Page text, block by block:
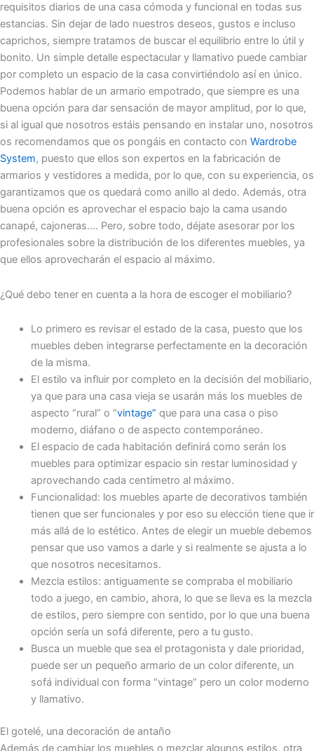
requisitos diarios de una casa cómoda y funcional en todas sus
estancias. Sin dejar de lado nuestros deseos, gustos e incluso
caprichos, siempre tratamos de buscar el equilibrio entre lo útil y
bonito. Un simple detalle espectacular y llamativo puede cambiar
por completo un espacio de la casa convirtiéndolo así en único.
Podemos hablar de un armario empotrado, que siempre es una
buena opción para dar sensación de mayor amplitud, por lo que,
si al igual que nosotros estáis pensando en instalar uno, nosotros
os recomendamos que os pongáis en contacto con Wardrobe
System, puesto que ellos son expertos en la fabricación de
armarios y vestidores a medida, por lo que, con su experiencia, os
garantizamos que os quedará como anillo al dedo. Además, otra
buena opción es aprovechar el espacio bajo la cama usando
canapé, cajoneras…. Pero, sobre todo, déjate asesorar por los
profesionales sobre la distribución de los diferentes muebles, ya
que ellos aprovecharán el espacio al máximo.
¿Qué debo tener en cuenta a la hora de escoger el mobiliario?
Lo primero es revisar el estado de la casa, puesto que los
muebles deben integrarse perfectamente en la decoración
de la misma.
El estilo va influir por completo en la decisión del mobiliario,
ya que para una casa vieja se usarán más los muebles de
aspecto “rural” o “vintage” que para una casa o piso
moderno, diáfano o de aspecto contemporáneo.
El espacio de cada habitación definirá como serán los
muebles para optimizar espacio sin restar luminosidad y
aprovechando cada centímetro al máximo.
Funcionalidad: los muebles aparte de decorativos también
tienen que ser funcionales y por eso su elección tiene que ir
más allá de lo estético. Antes de elegir un mueble debemos
pensar que uso vamos a darle y si realmente se ajusta a lo
que nosotros necesitamos.
Mezcla estilos: antiguamente se compraba el mobiliario
todo a juego, en cambio, ahora, lo que se lleva es la mezcla
de estilos, pero siempre con sentido, por lo que una buena
opción sería un sofá diferente, pero a tu gusto.
Busca un mueble que sea el protagonista y dale prioridad,
puede ser un pequeño armario de un color diferente, un
sofá individual con forma “vintage” pero un color moderno
y llamativo.
El gotelé, una decoración de antaño
Además de cambiar los muebles o mezclar algunos estilos, otra